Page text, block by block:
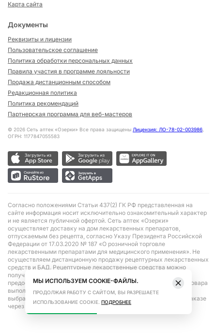
Карта сайта
Документы
Реквизиты и лицензии
Пользовательское соглашение
Политика обработки персональных данных
Правила участия в программе лояльности
Продажа дистанционным способом
Редакционная политика
Политика рекомендаций
Партнерская программа для веб-мастеров
© 2026 Сеть аптек «Озерки» Все права защищены Лицензия: ЛО-78-02-003986,
ОГРН: 1177847055583
Согласно положениями Статьи 437(2) ГК РФ представленная на
сайте информация носит исключительно ознакомительный характер
и не является публичной офертой. Сеть аптек «Озерки»
осуществляет доставку на дом лекарственных препаратов,
отпускаемым без рецепта, согласно Указу Президента Российской
Федерации от 17.03.2020 № 187 «О розничной торговле
лекарственными препаратами для медицинского применения». Не
осуществляем дистанционную продажу рецептурных лекарственных
средств и БАД. Рецептурные лекарственные средства можно
получить только при помощи самовывоза в аптеке при
предоставлении рецепта, выписанного врачом. Бронирование товара
выполняется при условиях последующего выкупа заказа в
выбранном аптечном пункте. Цена действительна только при заказе
через сайт.
МЫ ИСПОЛЬЗУЕМ COOKIE-ФАЙЛЫ.
ПРОДОЛЖАЯ РАБОТУ С САЙТОМ, ВЫ РАЗРЕШАЕТЕ
ИСПОЛЬЗОВАНИЕ COOKIE. ПОДРОБНЕЕ